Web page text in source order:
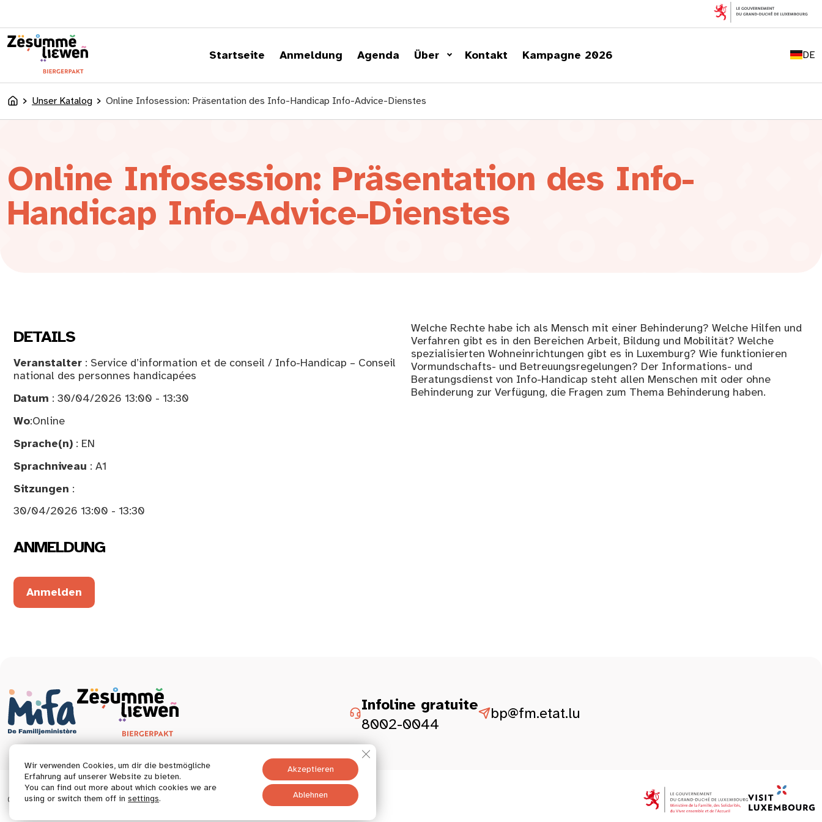
Startseite Anmeldung Agenda Über Kontakt Kampagne 2026 DE
FR
LU
AccueilUnser Katalog Online Infosession: Präsentation des Info-Handicap Info-Advice-Dienstes
Online Infosession: Präsentation des Info-
Handicap Info-Advice-Dienstes
DETAILS
Veranstalter : Service d’information et de conseil / Info-Handicap – Conseil
national des personnes handicapées
Datum : 30/04/2026 13:00 - 13:30
Wo:Online
Sprache(n) : EN
Sprachniveau : A1
Sitzungen :
30/04/2026 13:00 - 13:30
ANMELDUNG
Anmelden
Welche Rechte habe ich als Mensch mit einer Behinderung? Welche Hilfen und
Verfahren gibt es in den Bereichen Arbeit, Bildung und Mobilität? Welche
spezialisierten Wohneinrichtungen gibt es in Luxemburg? Wie funktionieren
Vormundschafts- und Betreuungsregelungen? Der Informations- und
Beratungsdienst von Info-Handicap steht allen Menschen mit oder ohne
Behinderung zur Verfügung, die Fragen zum Thema Behinderung haben.
Infoline gratuite
8002-0044
bp@fm.etat.lu
© 2026 Tous droits réservés.
Wir verwenden Cookies, um dir die bestmögliche
Erfahrung auf unserer Website zu bieten.
You can find out more about which cookies we are
using or switch them off in settings.
Akzeptieren
Ablehnen
GDPR Cookie-Banner schließen